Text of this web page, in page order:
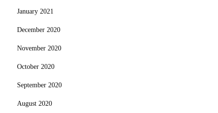
January 2021
December 2020
November 2020
October 2020
September 2020
August 2020